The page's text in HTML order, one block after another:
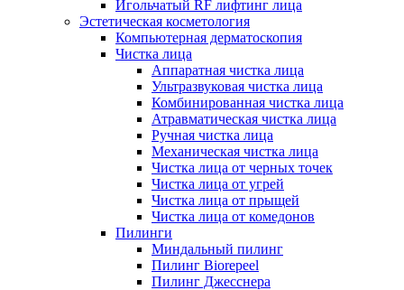
Игольчатый RF лифтинг лица
Эстетическая косметология
Компьютерная дерматоскопия
Чистка лица
Аппаратная чистка лица
Ультразвуковая чистка лица
Комбинированная чистка лица
Атравматическая чистка лица
Ручная чистка лица
Механическая чистка лица
Чистка лица от черных точек
Чистка лица от угрей
Чистка лица от прыщей
Чистка лица от комедонов
Пилинги
Миндальный пилинг
Пилинг Biorepeel
Пилинг Джесснера